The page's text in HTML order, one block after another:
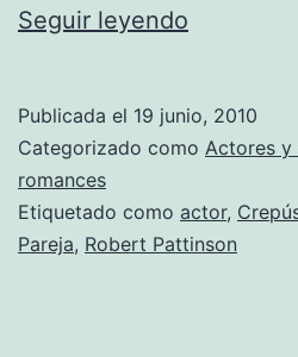
Seguir leyendo
Publicada el 19 junio, 2010
Categorizado como Actores y
romances
Etiquetado como actor,
Pareja, Robert Pattinson